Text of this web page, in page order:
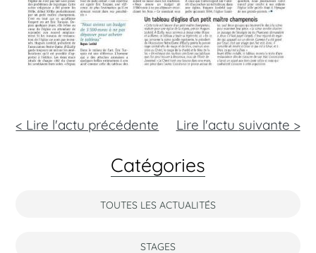
< Lire l'actu précédente Lire l'actu suivante >
Catégories
TOUTES LES ACTUALITÉS
STAGES